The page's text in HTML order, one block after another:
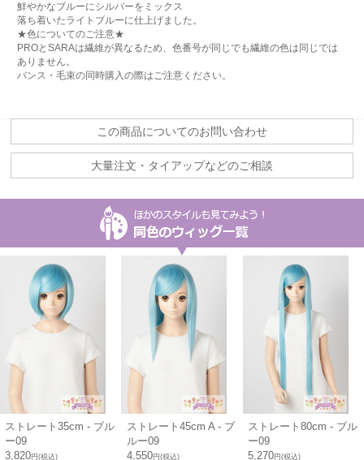
鮮やかなブルーにシルバーをミックス
落ち着いたライトブルーに仕上げました。
★色についてのご注意★
PROとSARAは繊維が異なるため、色番号が同じでも繊維の色は同じでは
ありません。
バンス・毛束の同時購入の際はご注意ください。
この商品についてのお問い合わせ
大量注文・タイアップなどのご相談
ストレート35cm - ブル
ー09
3,820円(税込)
ストレート45cm A - ブ
ルー09
4,550円(税込)
ストレート80cm - ブル
ー09
5,270円(税込)